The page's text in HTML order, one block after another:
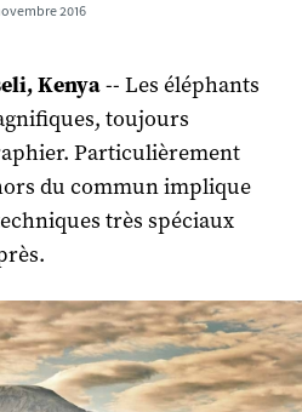
2016
Kenya-- Les éléphants
toujours
Particulièrement
du commun implique
très spéciaux